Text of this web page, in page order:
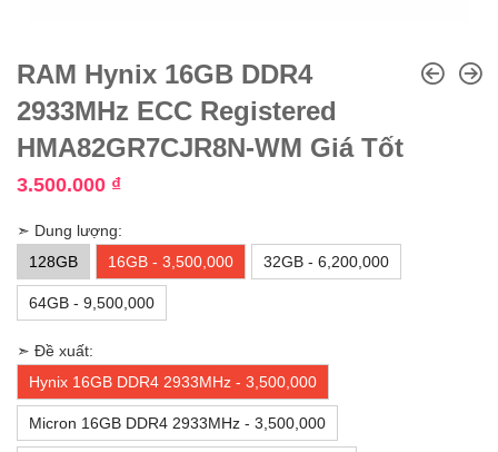
RAM Hynix 16GB DDR4
2933MHz ECC Registered
HMA82GR7CJR8N-WM Giá Tốt
3.500.000 ₫
➣ Dung lượng:
128GB
16GB - 3,500,000 32GB - 6,200,000
64GB - 9,500,000
➣ Đề xuất:
Hynix 16GB DDR4 2933MHz - 3,500,000
Micron 16GB DDR4 2933MHz - 3,500,000